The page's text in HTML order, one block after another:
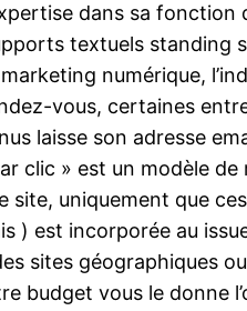
dans sa fonction
textuels
numérique,
vous, certaines
laisse son adresse
clic » est un modèle
site, uniquement que
est incorporée au
sites géographiques
budget vous le donne